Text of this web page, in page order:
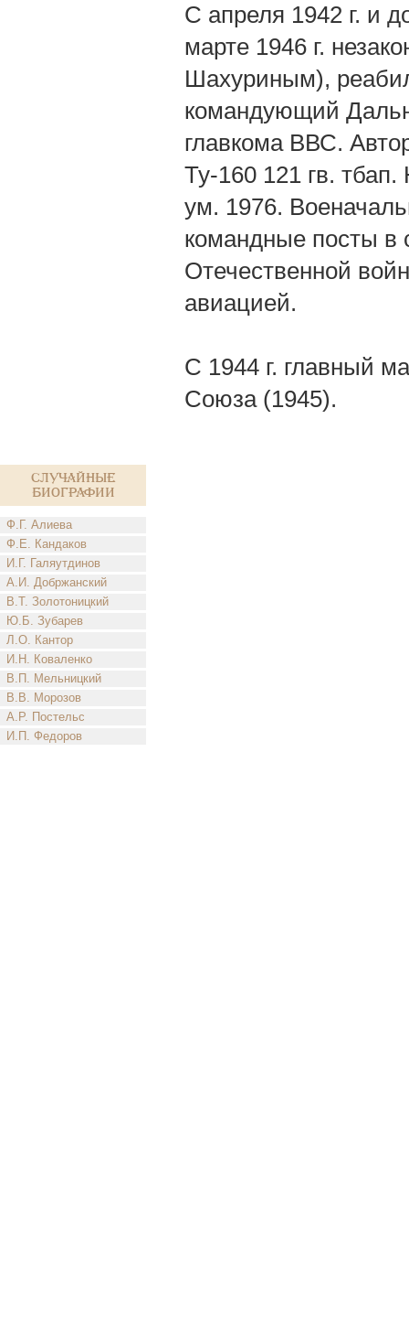
Случайные
биографии
Ф.Г. Алиева
Ф.Е. Кандаков
И.Г. Галяутдинов
А.И. Добржанский
В.Т. Золотоницкий
Ю.Б. Зубарев
Л.О. Кантор
И.Н. Коваленко
В.П. Мельницкий
В.В. Морозов
А.Р. Постельс
И.П. Федоров
С апреля 1942 г. и
марте 1946 г.
Шахуриным),
командующий
главкома ВВС.
Ту-160 121 гв.
ум. 1976.
командные посты в
Отечественной
авиацией.
С 1944 г. главный
Союза (1945).